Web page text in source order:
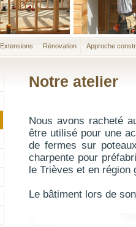
Extensions Rénovation Approche
Notre atelier
Nous avons racheté
être utilisé pour une
de fermes sur
charpente pour
le Trièves et en région
Le bâtiment lors de